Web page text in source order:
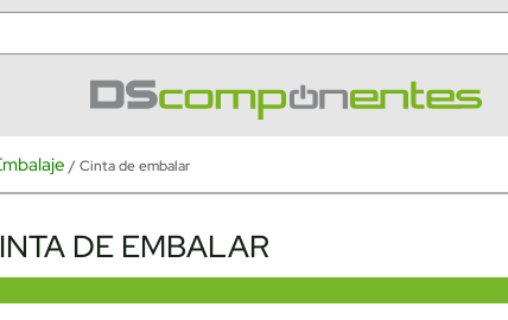
/ Cinta de embalar
DE EMBALAR